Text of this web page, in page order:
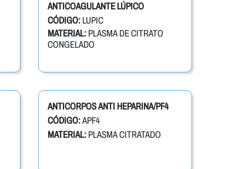
ANTICOAGULANTE LÚPICO
CÓDIGO: LUPIC
MATERIAL:PLASMA DE CITRATO
CONGELADO
ANTICORPOS ANTI HEPARINA/PF4
CÓDIGO:APF4
MATERIAL:PLASMA CITRATADO